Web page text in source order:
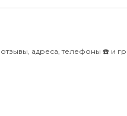
адреса, телефоны ☎️ и